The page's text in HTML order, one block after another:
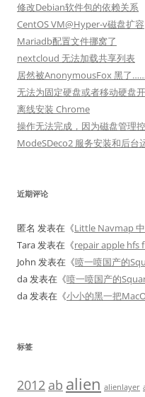
修改Debian软件包的依赖关系
CentOS VM@Hyper-v磁盘扩容
Mariadb配置文件挪窝了
nextcloud 无法加载共享列表
居然被AnonymousFox 黑了……
无法为固定硬盘或者移动硬盘
离线安装 Chrome
操作无法完成，因为磁盘管理
ModeSDeco2 服务安装和后台
近期评论
匿名 发表在《Little Navmap
Tara发表在《repair apple hfs
John 发表在《喷一喷国产的
da发表在《喷一喷国产的
da发表在《小小的黑一把
标签
2012 ab alien alienlayer